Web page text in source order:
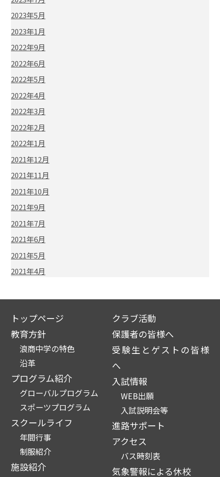
2023年5月
2023年1月
2022年9月
2022年6月
2022年5月
2022年4月
2022年3月
2022年2月
2022年1月
2021年12月
2021年11月
2021年10月
2021年9月
2021年7月
2021年6月
2021年5月
2021年4月
トップページ
教育方針
浪商中学の特色
沿革
プログラム紹介
グローバルプログラム
スポーツプログラム
スクールライフ
年間行事
制服紹介
施設紹介
クラブ活動
保護者の皆様へ
受験生とゲストの皆様
へ
入試情報
WEB出願
入試説明会等
進路サポート
アクセス
バス時刻表
気象警報による休校